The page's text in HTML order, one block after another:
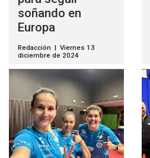
soñando en
Europa
Redacción | Viernes 13
diciembre de 2024